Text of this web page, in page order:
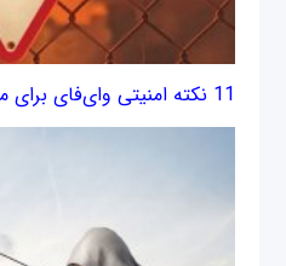
11 نکته امنیتی وای‌فای برای مسافران نوروزی